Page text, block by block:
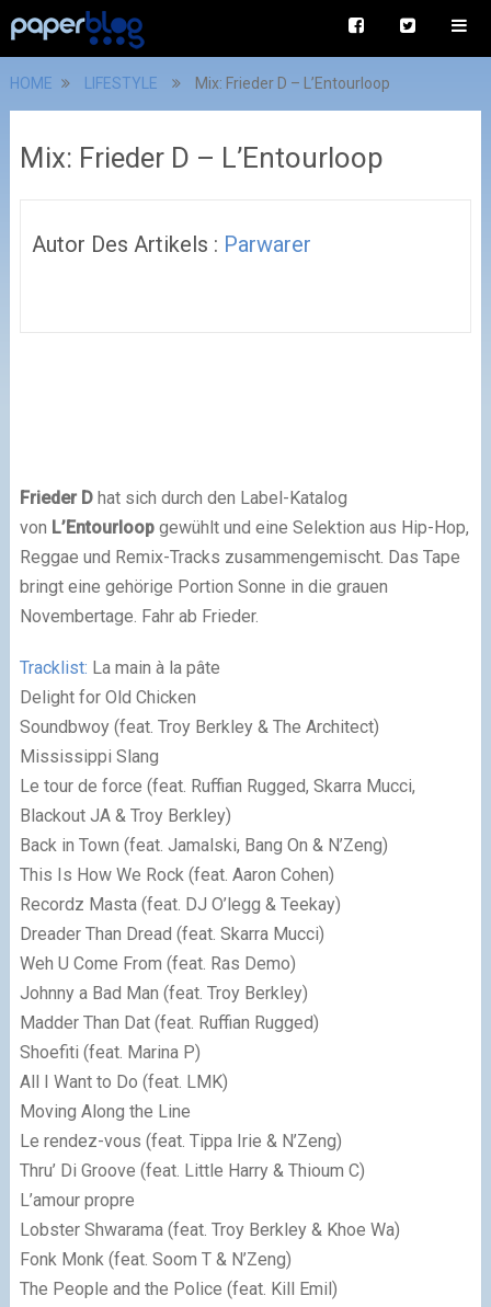
HOME LIFESTYLE Mix: Frieder D – L’Entourloop
Mix: Frieder D – L’Entourloop
Autor Des Artikels : Parwarer
Frieder Dhat sich durch den Label-Katalog
von L’Entourloopgewühlt und eine Selektion aus Hip-Hop,
Reggae und Remix-Tracks zusammengemischt. Das Tape
bringt eine gehörige Portion Sonne in die grauen
Novembertage. Fahr ab Frieder.
Tracklist: La main à la pâte
Delight for Old Chicken
Soundbwoy (feat. Troy Berkley & The Architect)
Mississippi Slang
Le tour de force (feat. Ruffian Rugged, Skarra Mucci,
Blackout JA & Troy Berkley)
Back in Town (feat. Jamalski, Bang On & N’Zeng)
This Is How We Rock (feat. Aaron Cohen)
Recordz Masta (feat. DJ O’legg & Teekay)
Dreader Than Dread (feat. Skarra Mucci)
Weh U Come From (feat. Ras Demo)
Johnny a Bad Man (feat. Troy Berkley)
Madder Than Dat (feat. Ruffian Rugged)
Shoefiti (feat. Marina P)
All I Want to Do (feat. LMK)
Moving Along the Line
Le rendez-vous (feat. Tippa Irie & N’Zeng)
Thru’ Di Groove (feat. Little Harry & Thioum C)
L’amour propre
Lobster Shwarama (feat. Troy Berkley & Khoe Wa)
Fonk Monk (feat. Soom T & N’Zeng)
The People and the Police (feat. Kill Emil)